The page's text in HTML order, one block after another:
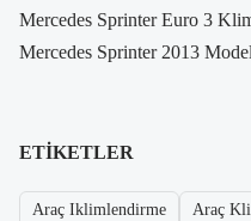
Mercedes Sprinter Euro 3
Mercedes Sprinter 2013
ETIKETLER
Araç Iklimlendirme Araç